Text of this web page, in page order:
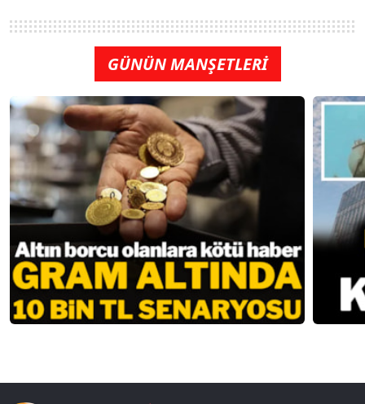
GÜNÜN MANŞETLERİ